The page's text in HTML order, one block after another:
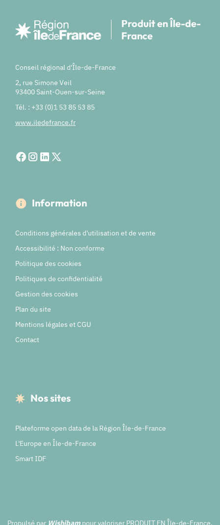
Produit en Île-de-
France
Conseil régional d'Île-de-France
2, rue Simone Veil
93400 Saint-Ouen-sur-Seine
Tél. : +33 (0)1 53 85 53 85
www.iledefrance.fr
Information
Conditions générales d'utilisation et de vente
Accessibilité : Non conforme
Politique des cookies
Politiques de confidentialité
Gestion des cookies
Plan du site
Mentions légales et CGU
Contact
Nos sites
Plateforme open data de la Région Île-de-France
L'Europe en Île-de-France
Smart IDF
Propulsé par Wishibam pour valoriser PRODUIT EN Île-de-France.